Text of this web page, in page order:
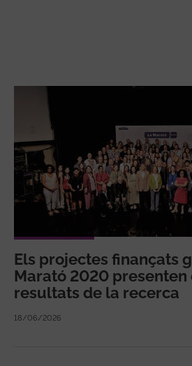
Els projectes finançats
Marató 2020 presenten
resultats de la recerca
18/06/2026